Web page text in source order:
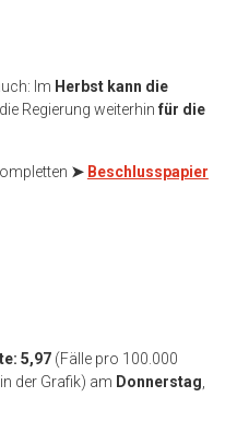
Im Herbst kann die
Regierung weiterhin für die
➤ Beschlusspapier
5,97 (Fälle pro 100.000
der Grafik) am Donnerstag